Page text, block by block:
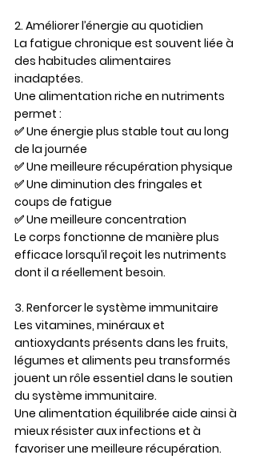
2. Améliorer l’énergie au quotidien
La fatigue chronique est souvent liée à
des habitudes alimentaires
inadaptées.
Une alimentation riche en nutriments
permet :
✅ Une énergie plus stable tout au long
de la journée
✅ Une meilleure récupération physique
✅ Une diminution des fringales et
coups de fatigue
✅ Une meilleure concentration
Le corps fonctionne de manière plus
efficace lorsqu’il reçoit les nutriments
dont il a réellement besoin.
3. Renforcer le système immunitaire
Les vitamines, minéraux et
antioxydants présents dans les fruits,
légumes et aliments peu transformés
jouent un rôle essentiel dans le soutien
du système immunitaire.
Une alimentation équilibrée aide ainsi à
mieux résister aux infections et à
favoriser une meilleure récupération.